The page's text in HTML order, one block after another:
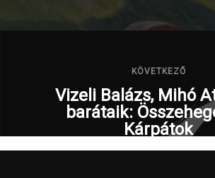
KÖVETKEZŐ
Vizeli Balázs, Mihó
barátaik:
Kárpátok